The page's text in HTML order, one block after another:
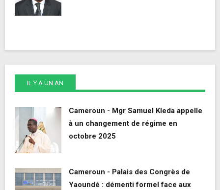
IL Y A UN AN
Cameroun - Mgr Samuel Kleda appelle
à un changement de régime en
octobre 2025
Cameroun - Palais des Congrès de
Yaoundé : démenti formel face aux